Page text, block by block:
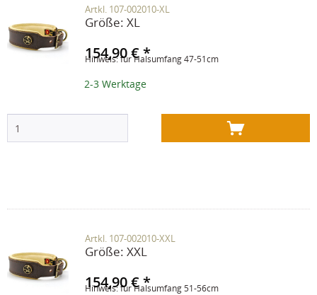
Artkl. 107-002010-XL
Hinweis: für Halsumfang 47-51cm
Größe: XL
2-3 Werktage
154,90 € *
Artkl. 107-002010-XXL
Hinweis: für Halsumfang 51-56cm
Größe: XXL
154,90 € *